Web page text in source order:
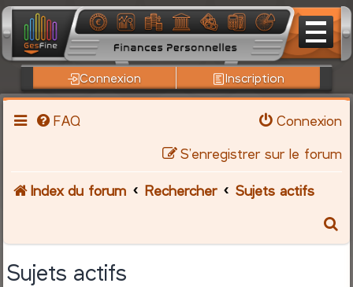
Connexion Inscription
FAQ
Connexion
S’enregistrer sur le forum
Index du forum Rechercher
Sujets actifs
Sujets actifs